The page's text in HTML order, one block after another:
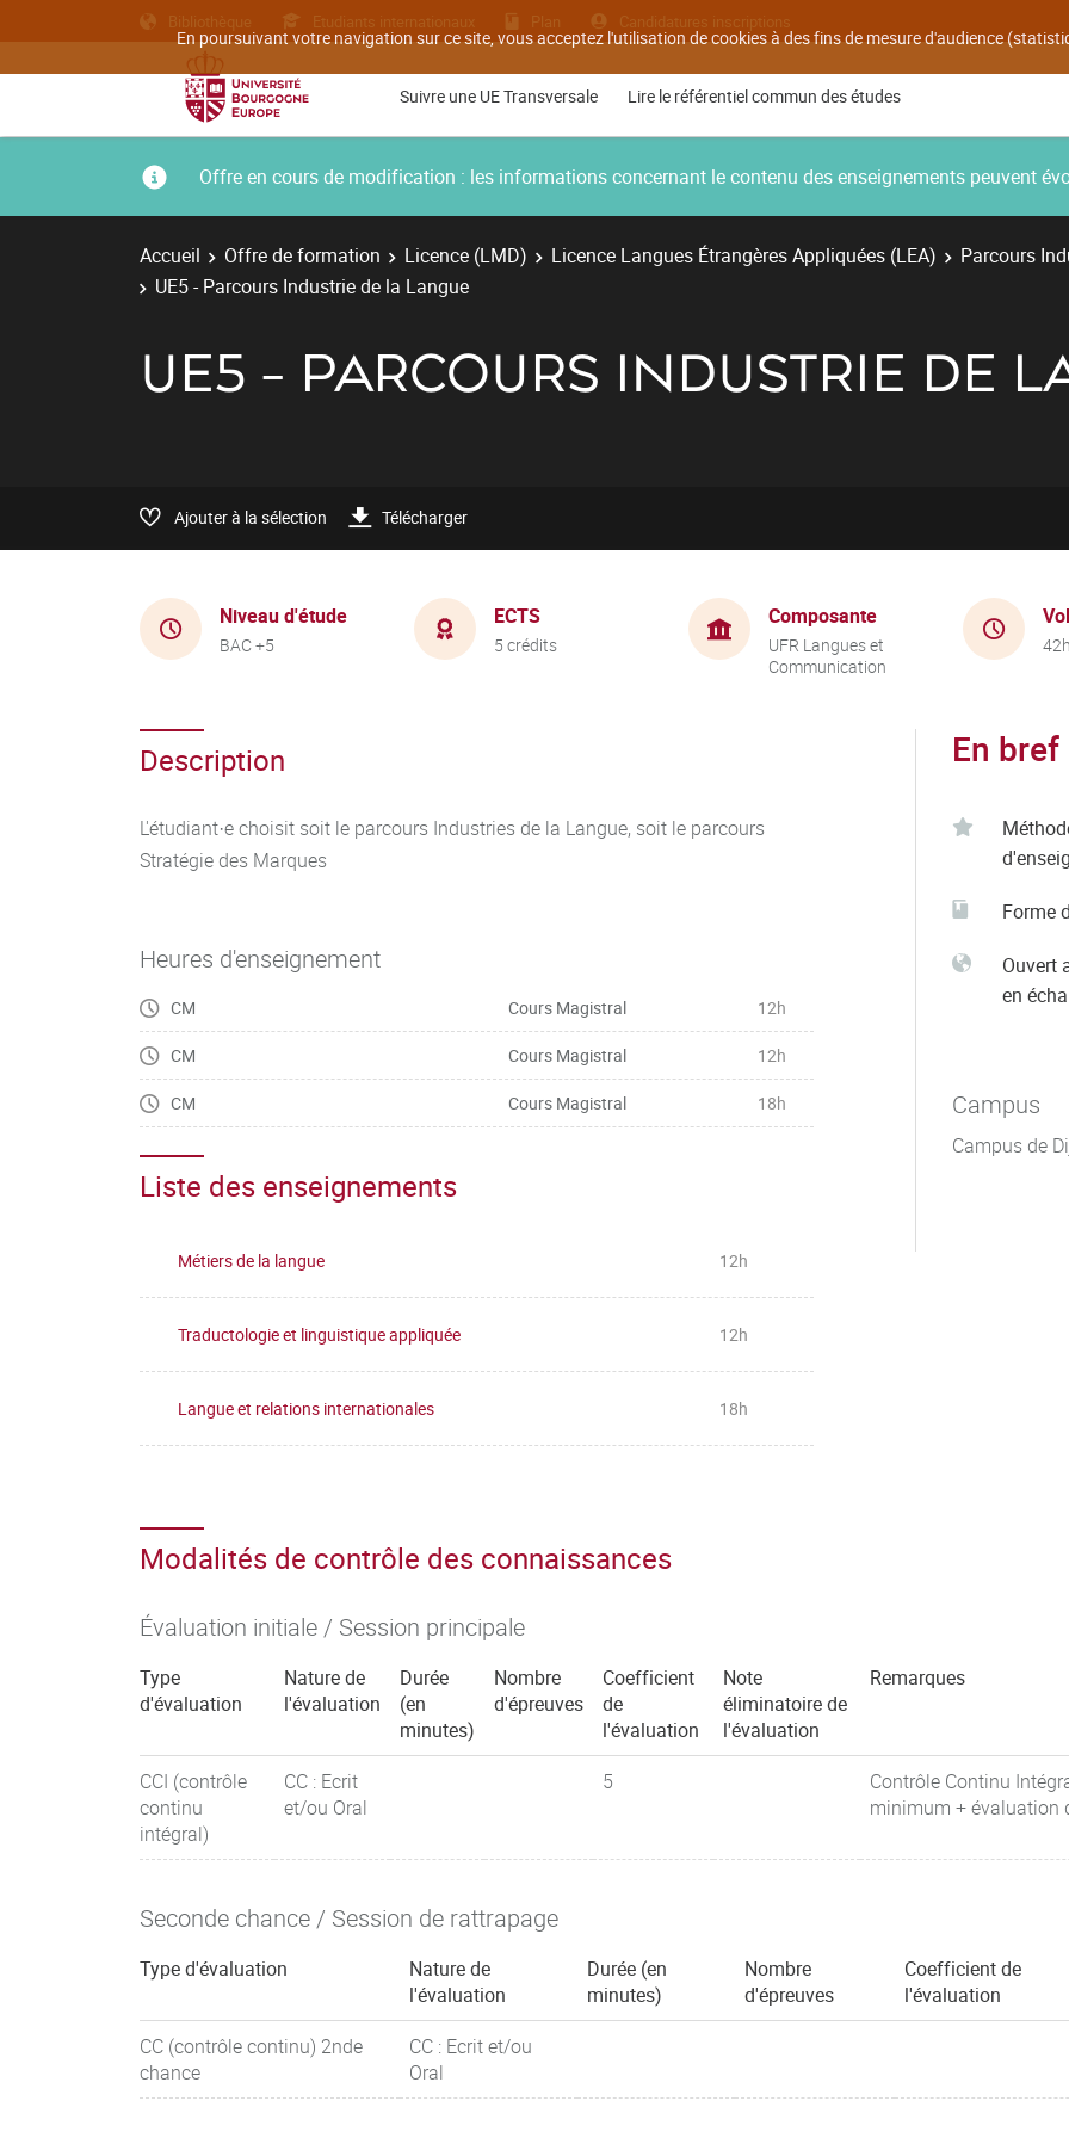
En poursuivant votre navigation sur ce site, vous acceptez l'utilisation de cookies à des fins de mesure d'audience
Bibliothèque Etudiants internationaux Plan Candidatures inscriptions
Suivre une UE Transversale Lire le référentiel commun des études
Offre en cours de modification : les informations concernant le contenu des enseignements peuvent
Accueil Offre de formation Licence (LMD) Licence Langues Étrangères Appliquées (LEA)
Parcours
UE5 - Parcours Industrie de la Langue
UE5 - PARCOURS INDUSTRIE DE
Ajouter à la sélection Télécharger
Niveau d'étude
BAC +5
ECTS
5 crédits
Composante
UFR Langues et
Communication
Description
L'étudiant·e choisit soit le parcours Industries de la Langue, soit le parcours
Stratégie des Marques
Heures d'enseignement
CM Cours Magistral 12h
CM Cours Magistral 12h
CM Cours Magistral 18h
Liste des enseignements
Métiers de la langue 12h
Traductologie et linguistique appliquée 12h
Langue et relations internationales 18h
En bref
Forme
Ouvert
en
Campus
Campus de
Modalités de contrôle des connaissances
Évaluation initiale / Session principale
Type
d'évaluation
Nature de
l'évaluation
Durée
(en
minutes)
Nombre
d'épreuves
Coefficient
de
l'évaluation
Note
éliminatoire de
l'évaluation
Remarques
CCI (contrôle
continu
intégral)
CC : Ecrit
et/ou Oral
5
Contrôle Continu
minimum + évaluation
Seconde chance / Session de rattrapage
Type d'évaluation
Nature de
l'évaluation
Durée (en
minutes)
Nombre
d'épreuves
Coefficient de
l'évaluation
CC (contrôle continu) 2nde
chance
CC : Ecrit et/ou
Oral